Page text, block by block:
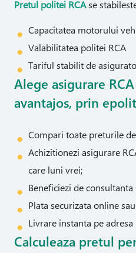
Pretul politei RCAse
Capacitatea motorului
Valabilitatea politei RCA
Tariful stabilit de
Alege asigurare
avantajos, prin
Compari toate preturile
Achizitionezi asigurare
care luni vrei;
Beneficiezi de consultanta
Plata securizata online
Livrare instanta pe
Calculeaza pretul